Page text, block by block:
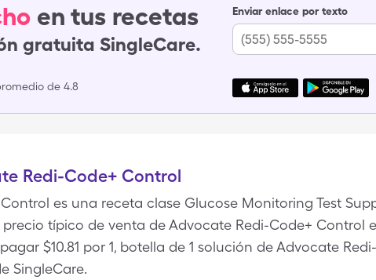
en tus recetas
gratuita SingleCare.
de 4.8
Enviar enlace por texto
Redi-Code+ Control
es una receta clase Glucose Monitoring Test
típico de venta de Advocate Redi-Code+ Control
$10.81 por 1, botella de 1 solución de Advocate
SingleCare.